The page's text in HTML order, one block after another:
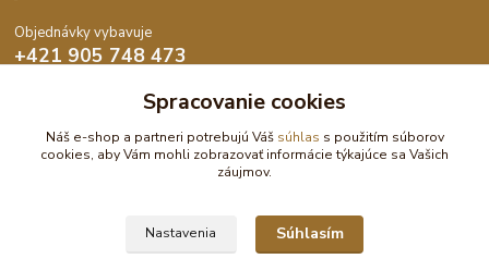
Objednávky vybavuje
+421 905 748 473
objednavky@dekoswet.sk
Spracovanie cookies
Náš e-shop a partneri potrebujú Váš súhlas s použitím súborov
cookies, aby Vám mohli zobrazovať informácie týkajúce sa Vašich
záujmov.
Nastavenia Súhlasím